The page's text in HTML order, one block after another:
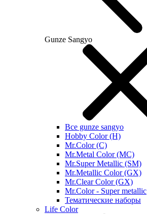
Gunze Sangyo
Все gunze sangyo
Hobby Color (H)
Mr.Color (C)
Mr.Metal Color (MC)
Mr.Super Metallic (SM)
Mr.Metallic Color (GX)
Mr.Clear Color (GX)
Mr.Color - Super metallic
Тематические наборы
Life Color